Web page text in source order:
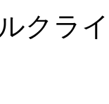
クライ